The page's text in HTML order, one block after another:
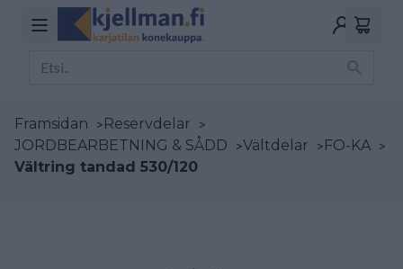
Framsidan >Reservdelar >
JORDBEARBETNING & SÅDD >Vältdelar >FO-KA >
Vältring tandad 530/120